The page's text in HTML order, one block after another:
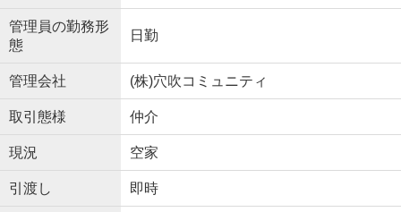
管理員の勤務形
態
日勤
管理会社 (株)穴吹コミュニティ
取引態様 仲介
現況 空家
引渡し 即時